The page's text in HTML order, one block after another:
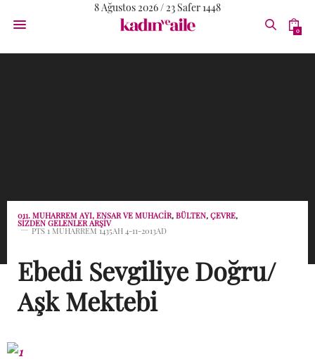
8 Ağustos 2026 / 23 Safer 1448
0
011. MUHARREM AYI, ENSAR VE MUHACIR, BÜLTEN, ÇEVRE,
SİZDEN GELENLER ARŞİV
PTS 1 MUHARREM 1435AH 4-11-2013AD
Ebedi Sevgiliye Doğru/
Aşk Mektebi